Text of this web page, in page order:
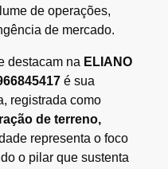
de operações,
de mercado.
destacam na ELIANO
é sua
registrada como
de terreno,
representa o foco
o pilar que sustenta